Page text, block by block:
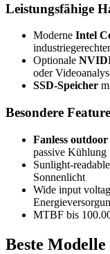
Leistungsfähige
Moderne Intel
Optionale
oder
SSD-Speicher
Besondere
Fanless outdoor
passive Kühlung
Sunlight-
Sonnenlicht
Wide input
MTBF bis
Beste